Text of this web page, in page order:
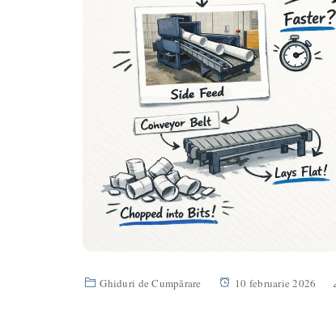
Ghiduri de Cumpărare 10 februarie 2026